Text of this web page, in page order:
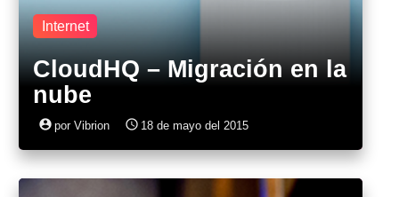
Internet
CloudHQ – Migración en la
nube
account_circle por Vibrion access_time 18 de mayo del 2015